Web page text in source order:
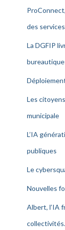
des
La DGFIP
Les
municipale
L’IA
publiques
Le
Nouvelles
Albert, l’IA